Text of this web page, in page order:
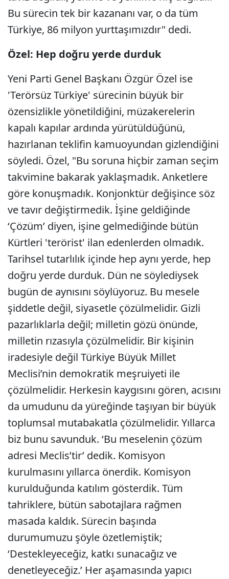
Bu sürecin tek bir kazananı var, o da tüm
Türkiye, 86 milyon yurttaşımızdır" dedi.
Özel: Hep doğru yerde durduk
Yeni Parti Genel Başkanı Özgür Özel ise
'Terörsüz Türkiye' sürecinin büyük bir
özensizlikle yönetildiğini, müzakerelerin
kapalı kapılar ardında yürütüldüğünü,
hazırlanan teklifin kamuoyundan gizlendiğini
söyledi. Özel, "Bu soruna hiçbir zaman seçim
takvimine bakarak yaklaşmadık. Anketlere
göre konuşmadık. Konjonktür değişince söz
ve tavır değiştirmedik. İşine geldiğinde
‘Çözüm’ diyen, işine gelmediğinde bütün
Kürtleri 'terörist' ilan edenlerden olmadık.
Tarihsel tutarlılık içinde hep aynı yerde, hep
doğru yerde durduk. Dün ne söylediysek
bugün de aynısını söylüyoruz. Bu mesele
şiddetle değil, siyasetle çözülmelidir. Gizli
pazarlıklarla değil; milletin gözü önünde,
milletin rızasıyla çözülmelidir. Bir kişinin
iradesiyle değil Türkiye Büyük Millet
Meclisi’nin demokratik meşruiyeti ile
çözülmelidir. Herkesin kaygısını gören, acısını
da umudunu da yüreğinde taşıyan bir büyük
toplumsal mutabakatla çözülmelidir. Yıllarca
biz bunu savunduk. ‘Bu meselenin çözüm
adresi Meclis’tir’ dedik. Komisyon
kurulmasını yıllarca önerdik. Komisyon
kurulduğunda katılım gösterdik. Tüm
tahriklere, bütün sabotajlara rağmen
masada kaldık. Sürecin başında
durumumuzu şöyle özetlemiştik;
‘Destekleyeceğiz, katkı sunacağız ve
denetleyeceğiz.’ Her aşamasında yapıcı